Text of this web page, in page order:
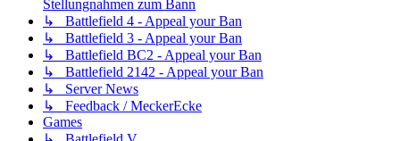
Stellungnahmen zum Bann
↳ Battlefield 4 - Appeal your Ban
↳ Battlefield 3 - Appeal your Ban
↳ Battlefield BC2 - Appeal your Ban
↳ Battlefield 2142 - Appeal your Ban
↳ Server News
↳ Feedback / MeckerEcke
Games